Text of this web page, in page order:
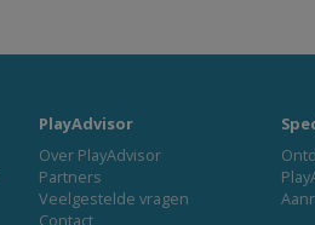
PlayAdvisor
Over PlayAdvisor
Partners
Veelgestelde vragen
Contact